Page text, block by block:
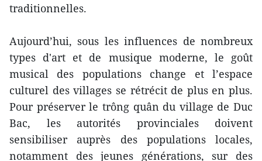
traditionnelles.
Aujourd’hui, sous les influences de nombreux
types d'art et de musique moderne, le goût
musical des populations change et l’espace
culturel des villages se rétrécit de plus en plus.
Pour préserver le trông quân du village de Duc
Bac, les autorités provinciales doivent
sensibiliser auprès des populations locales,
notamment des jeunes générations, sur des